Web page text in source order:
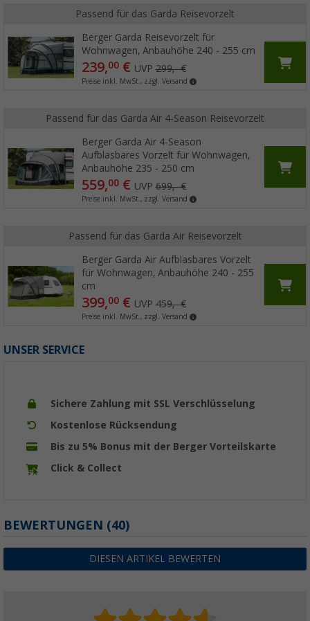
Passend für das Garda Reisevorzelt
Berger Garda Reisevorzelt für
Wohnwagen, Anbauhöhe 240 - 255 cm
239,00€ UVP299,- €
Preise inkl. MwSt., zzgl. Versand
Passend für das Garda Air 4-Season Reisevorzelt
Berger Garda Air 4-Season
Aufblasbares Vorzelt für Wohnwagen,
Anbauhöhe 235 - 250 cm
559,00€ UVP699,- €
Preise inkl. MwSt., zzgl. Versand
Passend für das Garda Air Reisevorzelt
Berger Garda Air Aufblasbares Vorzelt
für Wohnwagen, Anbauhöhe 240 - 255
cm
399,00€ UVP459,- €
Preise inkl. MwSt., zzgl. Versand
UNSER SERVICE
Sichere Zahlung mit SSL Verschlüsselung
Kostenlose Rücksendung
Bis zu 5% Bonus mit der Berger Vorteilskarte
Click & Collect
BEWERTUNGEN (40)
DIESEN ARTIKEL BEWERTEN